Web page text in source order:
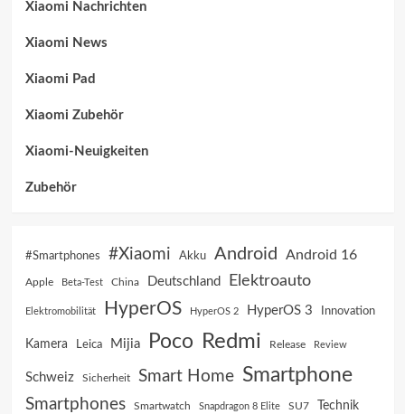
Xiaomi Nachrichten
Xiaomi News
Xiaomi Pad
Xiaomi Zubehör
Xiaomi-Neuigkeiten
Zubehör
#Smartphones #Xiaomi Akku Android Android 16
Apple Beta-Test China Deutschland Elektroauto
Elektromobilität HyperOS HyperOS 2 HyperOS 3 Innovation
Kamera Leica Mijia Poco Redmi Release Review
Schweiz Sicherheit Smart Home Smartphone
Smartphones Smartwatch Snapdragon 8 Elite SU7 Technik